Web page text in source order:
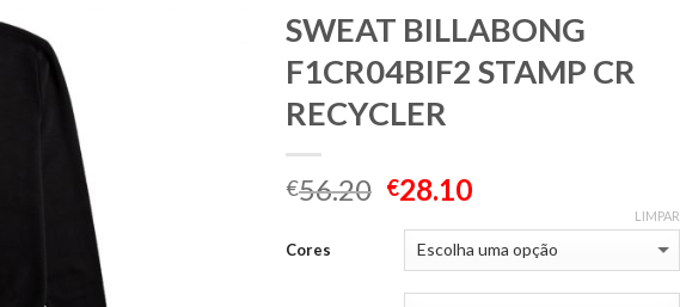
SWEAT BILLABONG
F1CR04BIF2 STAMP CR
RECYCLER
€56.20 €28.10
Cores
LIMPAR